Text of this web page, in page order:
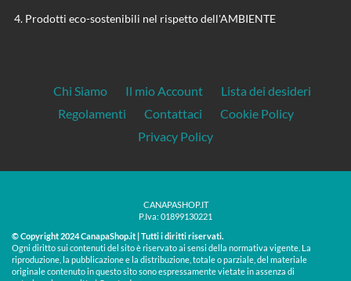
Prodotti eco-sostenibili nel rispetto dell'AMBIENTE
Chi Siamo Il mio Account
Lista dei desideri
Regolamenti
Contattaci
Cookie Policy
Privacy Policy
CANAPASHOP.IT
P.Iva: 01899130221
© Copyright 2024 CanapaShop.it | Tutti i diritti riservati.
Ogni diritto sui contenuti del sito è riservato ai sensi della normativa vigente. La
riproduzione, la pubblicazione e la distribuzione, totale o parziale, del materiale
originale contenuto in questo sito sono espressamente vietate in assenza di